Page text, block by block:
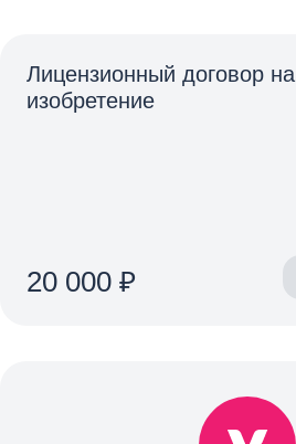
Лицензионный договор на
изобретение
20 000 ₽